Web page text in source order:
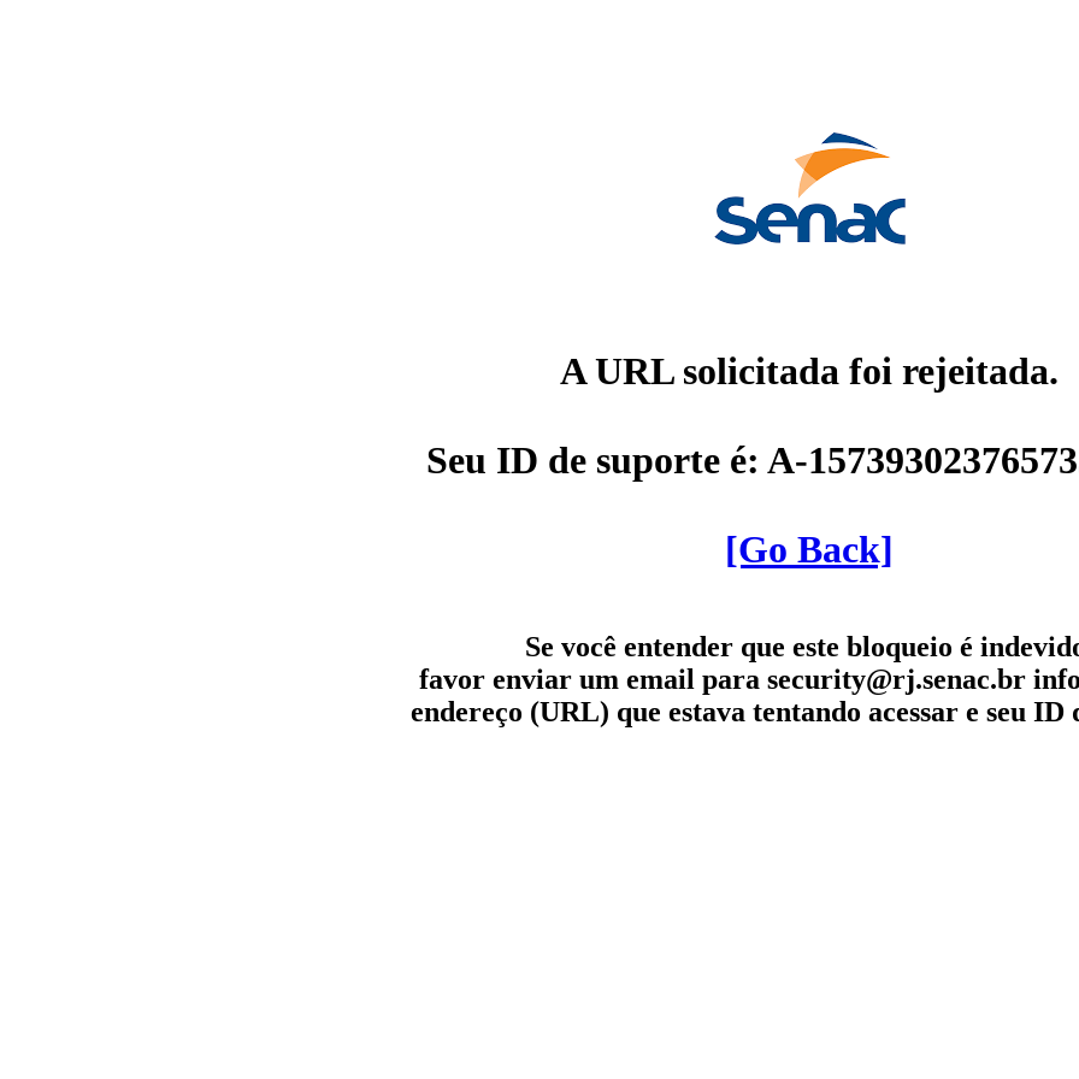
A URL solicitada foi rejeitada.
Seu ID de suporte é: A-
[Go Back]
Se você entender que este bloqueio é
favor enviar um email para security@rj.senac.br
endereço (URL) que estava tentando acessar e seu ID